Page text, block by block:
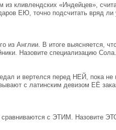
кливлендских «Индейцев»,
ЕЮ, точно подсчитать вряд ли
из Англии. В итоге выясняется,
Назовите специализацию Сола.
и вертелся перед НЕЙ, пока не
с латинским девизом ЕЁ
сравниваются с ЭТИМ. Назовите